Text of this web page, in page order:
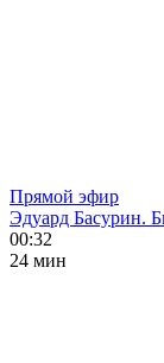
Прямой эфир
Эдуард Басурин.
00:32
24 мин